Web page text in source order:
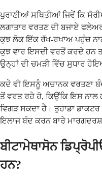
ਪੁਰਾਣੀਆਂ ਸਥਿਤੀਆਂ ਜਿਵੇਂ ਕਿ
ਲਗਾਤਾਰ ਵਰਤਣ ਦੀ ਬਜਾਏ
ਕੁਝ ਲੋਕ ਇੱਕ ਰੱਖ-ਰਖਾਅ ਪਹੁੰਚ
ਕੁਝ ਵਾਰ ਇਸਦੀ ਵਰਤੋਂ ਕਰਦੇ ਹਨ
ਉਨ੍ਹਾਂ ਦੀ ਚਮੜੀ ਵਿੱਚ ਸੁਧਾਰ
ਕਦੇ ਵੀ ਇਸਨੂੰ ਅਚਾਨਕ ਵਰਤਣਾ
ਤੋਂ ਵਰਤ ਰਹੇ ਹੋ, ਕਿਉਂਕਿ ਇਸ ਨਾਲ
ਵਿਗੜ ਸਕਦਾ ਹੈ। ਤੁਹਾਡਾ
ਇਲਾਜ ਬੰਦ ਕਰਨ ਬਾਰੇ
ਬੀਟਾਮੇਥਾਸੋਨ
ਹਨ?